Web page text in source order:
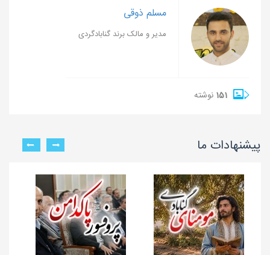
مسلم ذوقی
مدیر و مالک برند گنابادگردی
151 نوشته
پیشنهادات ما